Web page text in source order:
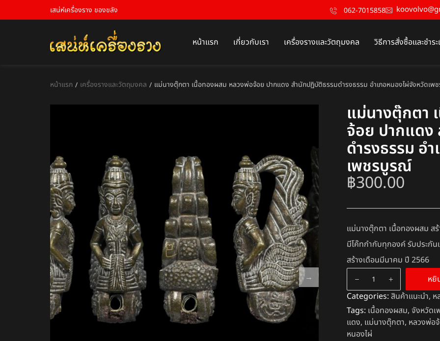
เสน่ห์เครื่องราง ของขลัง 062-7015858
หน้าแรก เกี่ยวกับเรา เครื่องรางและวัตถุมงคล วิธีการสั่งซื้อและชำระ
หน้าแรก / เครื่องรางและวัตถุมงคล / แม่นางตุ๊กตา เนื้อทองผสม หลวงพ่อจ้อย ปากแดง สำนักปฏิบัติธรรมดำรงธรรม อำเภอหนองไผ่จังหวัดเพ
แม่นางตุ๊กตา
จ้อย ปากแดง
ดำรงธรรม อ
เพชรบูรณ์
฿300.00
แม่นางตุ๊กตา เนื้อทองผสม ส
มีโค๊ทกำกับทุกองค์ รับประกั
สร้างเดือนมีนาคม ปี 2566
หยิ
Categories: สินค้าแนะนำ, ห
Tags: เนื้อทองผสม,จังหวัด
แดง, แม่นางตุ๊กตา, หลวงพ่อ
หนองไผ่